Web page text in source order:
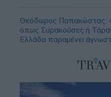
Θεόδωρος Παπακώστας:
όπως Συρακούσες ή
Ελλάδα παραμένει